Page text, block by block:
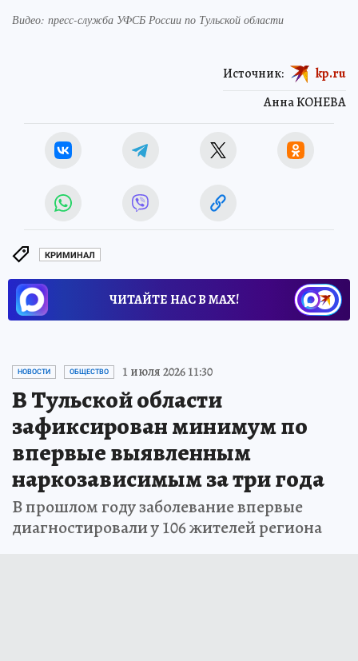
Видео: пресс-служба УФСБ России по Тульской области
Анна КОНЕВА
Источник: kp.ru
КРИМИНАЛ
ЧИТАЙТЕ НАС В МАХ!
НОВОСТИ ОБЩЕСТВО 1 июля 2026 11:30
В Тульской области
зафиксирован минимум по
впервые выявленным
наркозависимым за три года
В прошлом году заболевание впервые
диагностировали у 106 жителей региона